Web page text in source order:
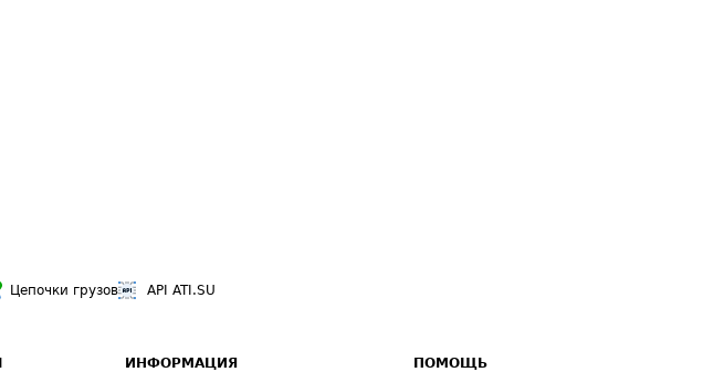
Цепочки грузов API ATI.SU
ИНФОРМАЦИЯ ПОМОЩЬ